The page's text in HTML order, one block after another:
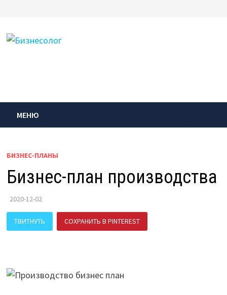
содержимому
МЕНЮ
БИЗНЕС-ПЛАНЫ
Бизнес-план производства
2020-12-02
ТВИТНУТЬ СОХРАНИТЬ В PINTEREST